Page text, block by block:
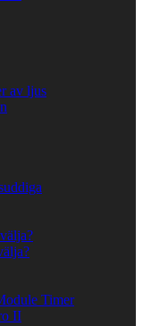
av ljus
Timer
II